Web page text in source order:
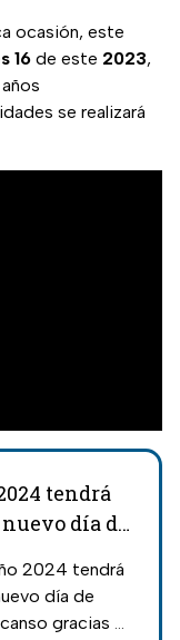
ocasión, este
16 de este 2023,
se realizará
tendrá
día de
es y
2024 tendrá
día de
gracias a